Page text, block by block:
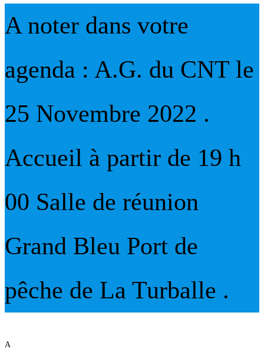
A noter dans votre
agenda : A.G. du CNT le
25 Novembre 2022 .
Accueil à partir de 19 h
00 Salle de réunion
Grand Bleu Port de
pêche de La Turballe .
A